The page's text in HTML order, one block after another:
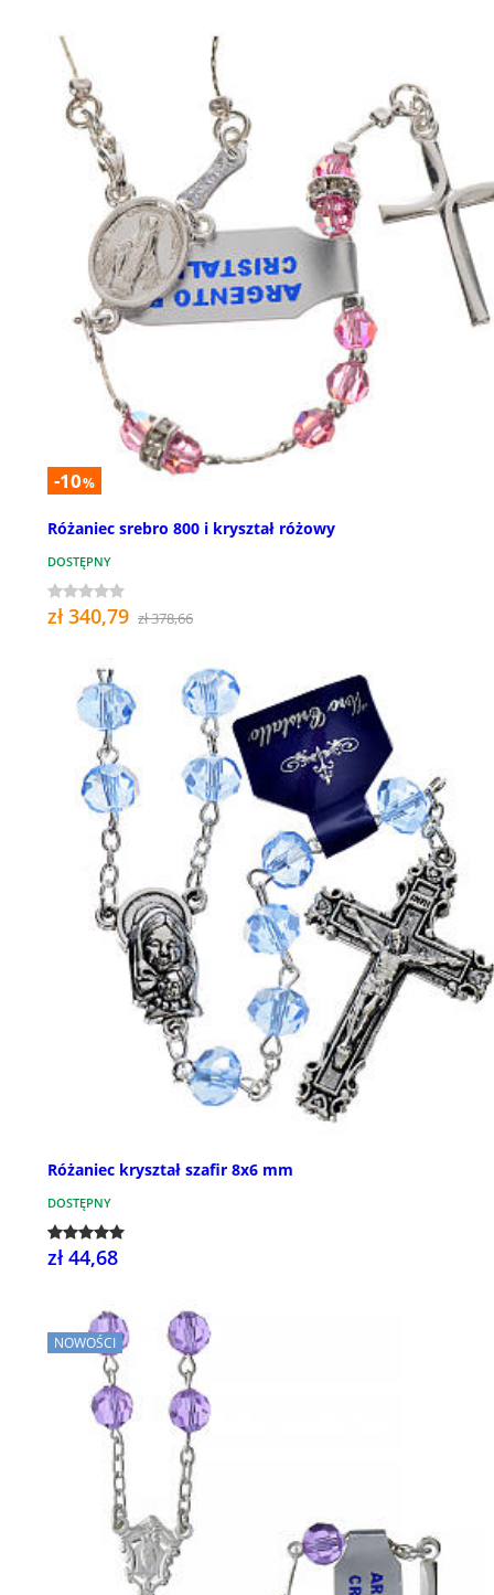
-10%
Różaniec srebro 800 i kryształ różowy
DOSTĘPNY
zł 340,79 zł 378,66
Różaniec kryształ szafir 8x6 mm
DOSTĘPNY
zł 44,68
NOWOŚCI